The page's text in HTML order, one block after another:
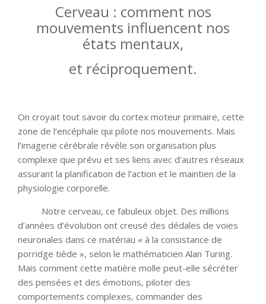
Cerveau : comment nos
mouvements influencent nos
états mentaux,
et réciproquement.
On croyait tout savoir du cortex moteur primaire, cette
zone de l’encéphale qui pilote nos mouvements. Mais
l’imagerie cérébrale révèle son organisation plus
complexe que prévu et ses liens avec d’autres réseaux
assurant la planification de l’action et le maintien de la
physiologie corporelle.
Notre cerveau, ce fabuleux objet. Des millions
d’années d’évolution ont creusé des dédales de voies
neuronales dans ce matériau « à la consistance de
porridge tiède », selon le mathématicien Alan Turing.
Mais comment cette matière molle peut-elle sécréter
des pensées et des émotions, piloter des
comportements complexes, commander des